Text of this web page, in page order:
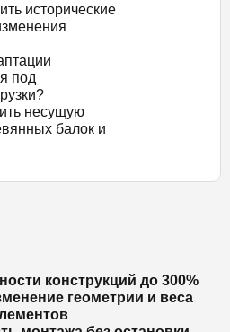
исторические
под
несущую
балок и
конструкций до 300%
геометрии и веса